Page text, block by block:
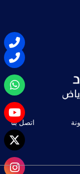
اتصل بنا